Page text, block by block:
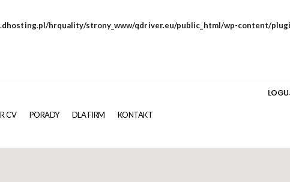
hrquality/strony_www/qdriver.eu/public_html/wp-content/
CV PORADY DLA FIRM KONTAKT